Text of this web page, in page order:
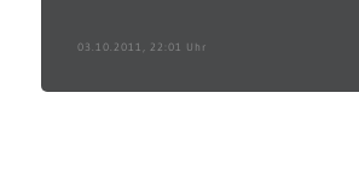
03.10.2011, 22:01 Uhr